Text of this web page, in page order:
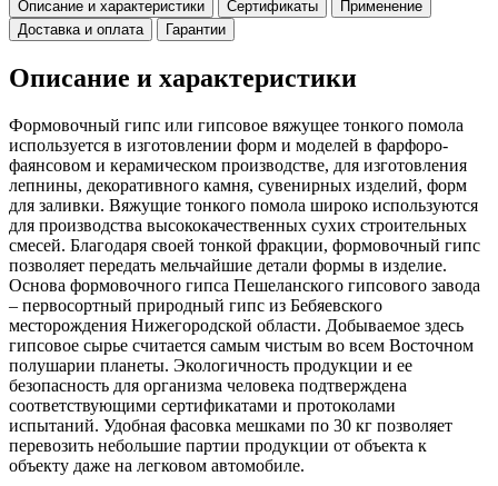
Описание и характеристики Сертификаты
Применение
Доставка и оплата
Гарантии
Описание и характеристики
Формовочный гипс или гипсовое вяжущее тонкого помола
используется в изготовлении форм и моделей в фарфоро-
фаянсовом и керамическом производстве, для изготовления
лепнины, декоративного камня, сувенирных изделий, форм
для заливки. Вяжущие тонкого помола широко используются
для производства высококачественных сухих строительных
смесей. Благодаря своей тонкой фракции, формовочный гипс
позволяет передать мельчайшие детали формы в изделие.
Основа формовочного гипса Пешеланского гипсового завода
– первосортный природный гипс из Бебяевского
месторождения Нижегородской области. Добываемое здесь
гипсовое сырье считается самым чистым во всем Восточном
полушарии планеты. Экологичность продукции и ее
безопасность для организма человека подтверждена
соответствующими сертификатами и протоколами
испытаний. Удобная фасовка мешками по 30 кг позволяет
перевозить небольшие партии продукции от объекта к
объекту даже на легковом автомобиле.